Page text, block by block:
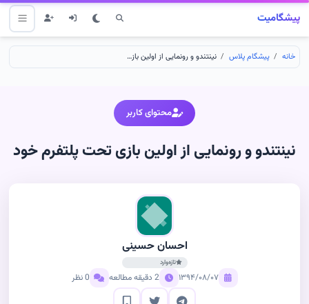
پیشگامیت
خانه پیشگام پلاس نینتندو و رونمایی از اولین بازی تحت پلتفرم خود
محتوای کاربر
نینتندو و رونمایی از اولین بازی تحت پلتفرم خود
احسان حسینی
تازه‌وارد
۱۳۹۴/۰۸/۰۷ 2 دقیقه مطالعه 0 نظر